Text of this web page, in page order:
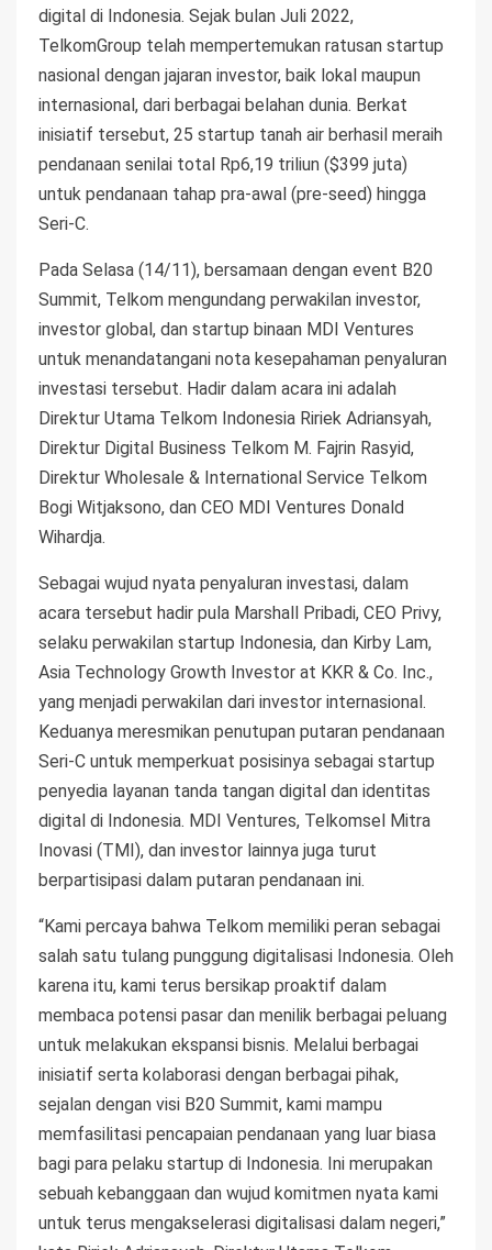
digital di Indonesia. Sejak bulan Juli 2022,
TelkomGroup telah mempertemukan ratusan startup
nasional dengan jajaran investor, baik lokal maupun
internasional, dari berbagai belahan dunia. Berkat
inisiatif tersebut, 25 startup tanah air berhasil meraih
pendanaan senilai total Rp6,19 triliun ($399 juta)
untuk pendanaan tahap pra-awal (pre-seed) hingga
Seri-C.
Pada Selasa (14/11), bersamaan dengan event B20
Summit, Telkom mengundang perwakilan investor,
investor global, dan startup binaan MDI Ventures
untuk menandatangani nota kesepahaman penyaluran
investasi tersebut. Hadir dalam acara ini adalah
Direktur Utama Telkom Indonesia Ririek Adriansyah,
Direktur Digital Business Telkom M. Fajrin Rasyid,
Direktur Wholesale & International Service Telkom
Bogi Witjaksono, dan CEO MDI Ventures Donald
Wihardja.
Sebagai wujud nyata penyaluran investasi, dalam
acara tersebut hadir pula Marshall Pribadi, CEO Privy,
selaku perwakilan startup Indonesia, dan Kirby Lam,
Asia Technology Growth Investor at KKR & Co. Inc.,
yang menjadi perwakilan dari investor internasional.
Keduanya meresmikan penutupan putaran pendanaan
Seri-C untuk memperkuat posisinya sebagai startup
penyedia layanan tanda tangan digital dan identitas
digital di Indonesia. MDI Ventures, Telkomsel Mitra
Inovasi (TMI), dan investor lainnya juga turut
berpartisipasi dalam putaran pendanaan ini.
“Kami percaya bahwa Telkom memiliki peran sebagai
salah satu tulang punggung digitalisasi Indonesia. Oleh
karena itu, kami terus bersikap proaktif dalam
membaca potensi pasar dan menilik berbagai peluang
untuk melakukan ekspansi bisnis. Melalui berbagai
inisiatif serta kolaborasi dengan berbagai pihak,
sejalan dengan visi B20 Summit, kami mampu
memfasilitasi pencapaian pendanaan yang luar biasa
bagi para pelaku startup di Indonesia. Ini merupakan
sebuah kebanggaan dan wujud komitmen nyata kami
untuk terus mengakselerasi digitalisasi dalam negeri,”